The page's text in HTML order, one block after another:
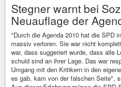
Stegner warnt bei
Neuauflage der
"Durch die Agenda 2010 hat die SPD
massiv verloren. Sie war nicht
war, dass suggeriert wurde, dass alle
schuld sind an ihrer Lage. Das war
Umgang mit den Kritikern in den
es gab, kam von der falschen Seite",